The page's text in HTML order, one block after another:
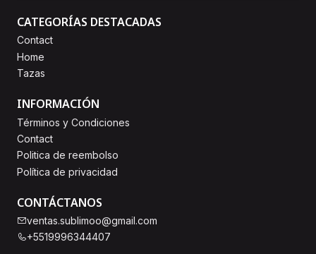
CATEGORÍAS DESTACADAS
Contact
Home
Tazas
INFORMACIÓN
Términos y Condiciones
Contact
Politica de reembolso
Política de privacidad
CONTÁCTANOS
ventas.sublimoo@gmail.com
+5519996344407